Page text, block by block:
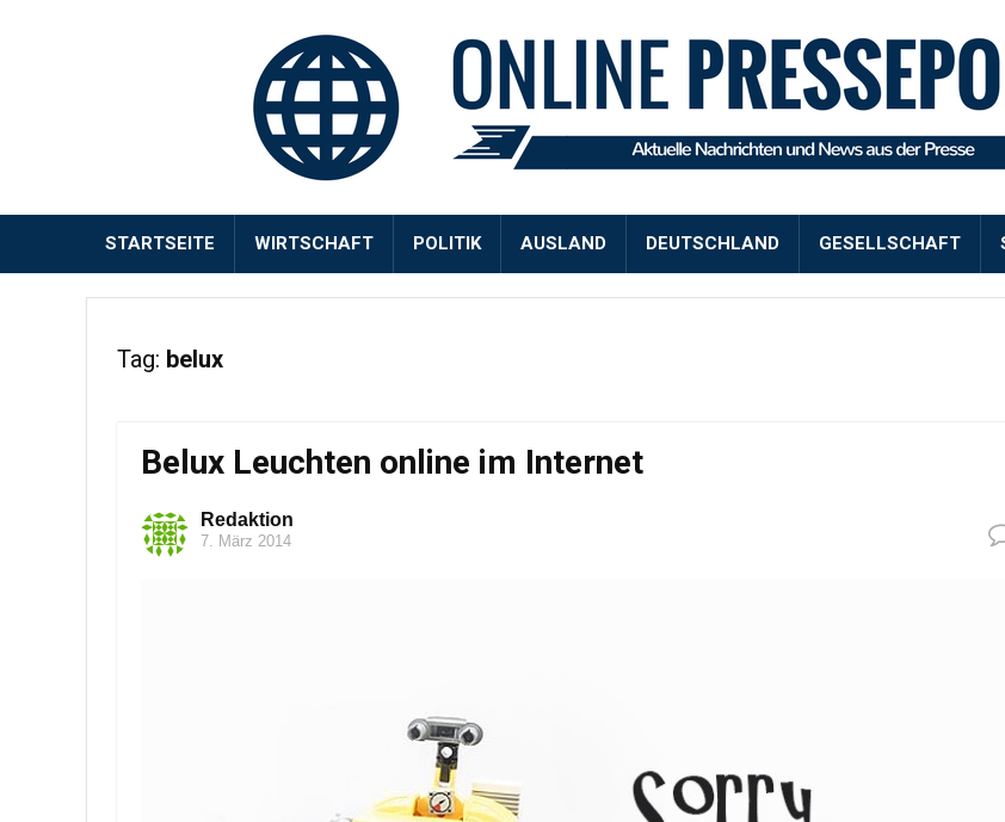
STARTSEITE WIRTSCHAFT POLITIK AUSLAND DEUTSCHLAND GESELLSCHAFT
Tag: belux
Belux Leuchten online im Internet
Redaktion
7. März 2014